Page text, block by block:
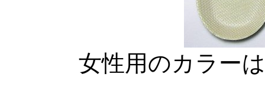
女性用のカラー